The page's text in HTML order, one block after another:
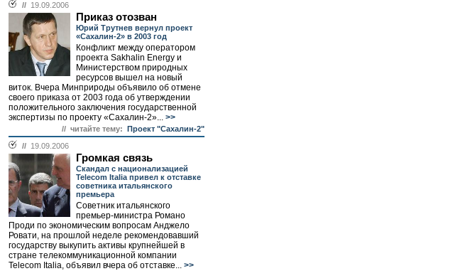
// 19.09.2006
Приказ отозван
Юрий Трутнев вернул проект
«Сахалин-2» в 2003 год
Конфликт между оператором
проекта Sakhalin Energy и
Министерством природных
ресурсов вышел на новый
виток. Вчера Минприроды объявило об отмене
своего приказа от 2003 года об утверждении
положительного заключения государственной
экспертизы по проекту «Сахалин-2»... >>
// читайте тему: Проект "Сахалин-2"
// 19.09.2006
Громкая связь
Скандал с национализацией
Telecom Italia привел к отставке
советника итальянского
премьера
Советник итальянского
премьер-министра Романо
Проди по экономическим вопросам Анджело
Ровати, на прошлой неделе рекомендовавший
государству выкупить активы крупнейшей в
стране телекоммуникационной компании
Telecom Italia, объявил вчера об отставке... >>